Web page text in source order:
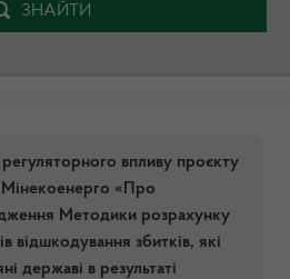
ЗНАЙТИ
регуляторного впливу проєкту
Мінекоенерго «Про
Методики розрахунку
відшкодування збитків, які
державі в результаті